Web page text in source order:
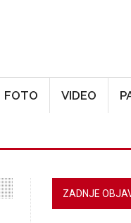
FOTO VIDEO
ZADNJE